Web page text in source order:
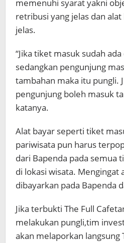
memenuhi syarat yakni
retribusi yang jelas dan
jelas.
“Jika tiket masuk sudah
sedangkan pengunjung
tambahan maka itu pungli.
pengunjung boleh masuk
katanya.
Alat bayar seperti tiket
pariwisata pun harus
dari Bapenda pada semua
di lokasi wisata. Mengingat
dibayarkan pada Bapenda
Jika terbukti The Full
melakukan pungli,tim
akan melaporkan langsung